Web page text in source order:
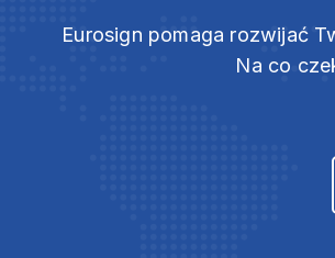
Eurosign pomaga rozwijać
Na co